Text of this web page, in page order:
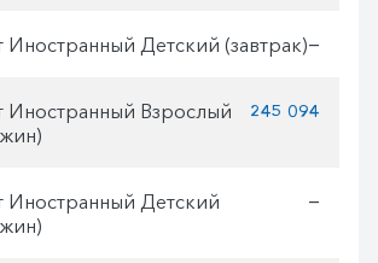
Иностранный Детский (завтрак)—
Иностранный Взрослый
245 094
Иностранный Детский
—